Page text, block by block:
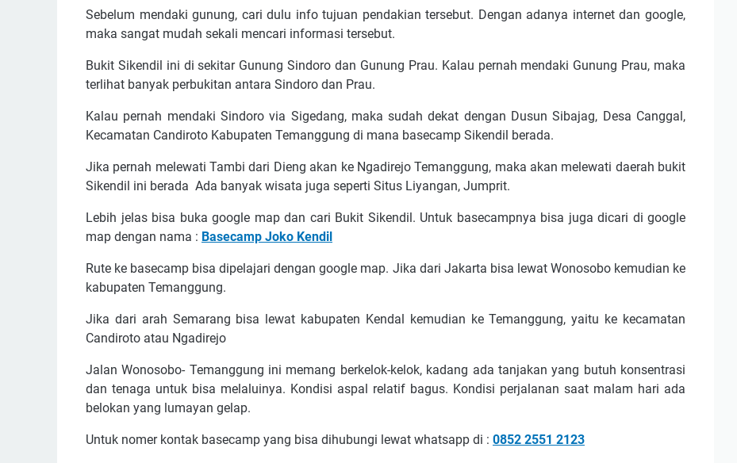
Sebelum mendaki gunung, cari dulu info tujuan pendakian tersebut. Dengan adanya internet dan google,
maka sangat mudah sekali mencari informasi tersebut.
Bukit Sikendil ini di sekitar Gunung Sindoro dan Gunung Prau. Kalau pernah mendaki Gunung Prau, maka
terlihat banyak perbukitan antara Sindoro dan Prau.
Kalau pernah mendaki Sindoro via Sigedang, maka sudah dekat dengan Dusun Sibajag, Desa Canggal,
Kecamatan Candiroto Kabupaten Temanggung di mana basecamp Sikendil berada.
Jika pernah melewati Tambi dari Dieng akan ke Ngadirejo Temanggung, maka akan melewati daerah bukit
Sikendil ini berada Ada banyak wisata juga seperti Situs Liyangan, Jumprit.
Lebih jelas bisa buka google map dan cari Bukit Sikendil. Untuk basecampnya bisa juga dicari di google
map dengan nama : Basecamp Joko Kendil
Rute ke basecamp bisa dipelajari dengan google map. Jika dari Jakarta bisa lewat Wonosobo kemudian ke
kabupaten Temanggung.
Jika dari arah Semarang bisa lewat kabupaten Kendal kemudian ke Temanggung, yaitu ke kecamatan
Candiroto atau Ngadirejo
Jalan Wonosobo- Temanggung ini memang berkelok-kelok, kadang ada tanjakan yang butuh konsentrasi
dan tenaga untuk bisa melaluinya. Kondisi aspal relatif bagus. Kondisi perjalanan saat malam hari ada
belokan yang lumayan gelap.
Untuk nomer kontak basecamp yang bisa dihubungi lewat whatsapp di : 0852 2551 2123